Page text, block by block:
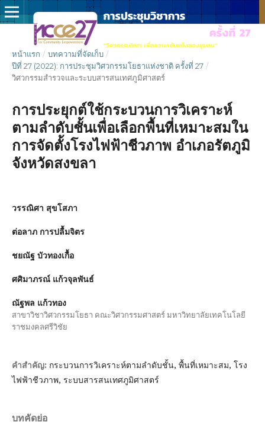
หน้าแรก / บทความที่จัดเก็บ /
ปีที่ 27 (2022): การประชุมวิศวกรรมโยธาแห่งชาติ ครั้งที่ 27 /
วิศวกรรมสำรวจและระบบสารสนเทศภูมิศาสตร์
การประยุกต์ใช้กระบวนการวิเคราะห์
ตามลำดับชั้นเพื่อเลือกพื้นที่เหมาะสมใน
การจัดตั้งโรงไฟฟ้าชีวภาพ อำเภอรัตภูมิ
จังหวัดสงขลา
วรรณิศา สุขโสภา
ต่อลาภ การปลื้มจิตร
ชยณัฐ บัวทองเกื้อ
ศศิมาภรณ์ แก้วจุลพันธ์
ณัฐพล แก้วทอง
สาขาวิชาวิศวกรรมโยธา คณะวิศวกรรมศาสตร์ มหาวิทยาลัยเทคโนโลยี
ราชมงคลศรีวิชัย
คำสำคัญ: กระบวนการวิเคราะห์ตามลำดับชั้น, พื้นที่เหมาะสม, โรง
ไฟฟ้าชีวภาพ, ระบบสารสนเทศภูมิศาสตร์
บทคัดย่อ